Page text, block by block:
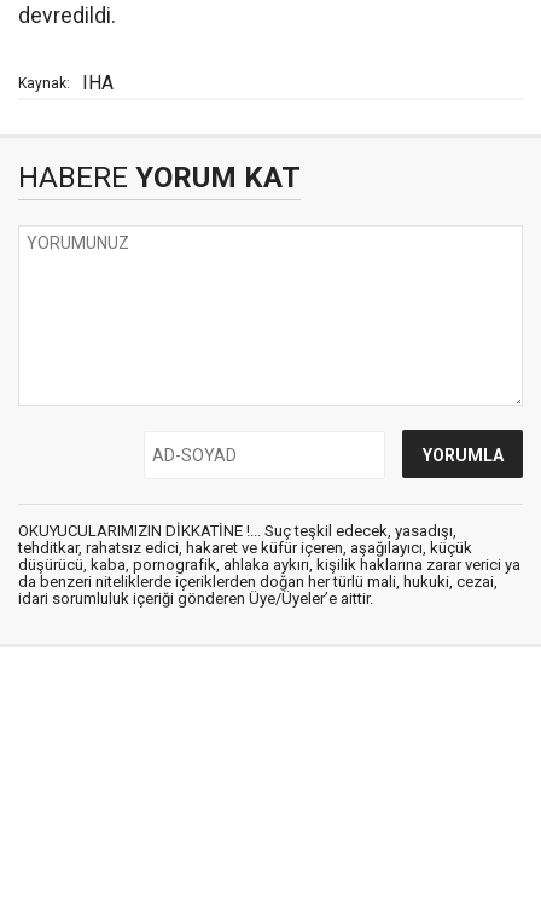
devredildi.
Kaynak: IHA
HABERE YORUM KAT
OKUYUCULARIMIZIN DİKKATİNE !... Suç teşkil edecek, yasadışı,
tehditkar, rahatsız edici, hakaret ve küfür içeren, aşağılayıcı, küçük
düşürücü, kaba, pornografik, ahlaka aykırı, kişilik haklarına zarar verici ya
da benzeri niteliklerde içeriklerden doğan her türlü mali, hukuki, cezai,
idari sorumluluk içeriği gönderen Üye/Üyeler’e aittir.